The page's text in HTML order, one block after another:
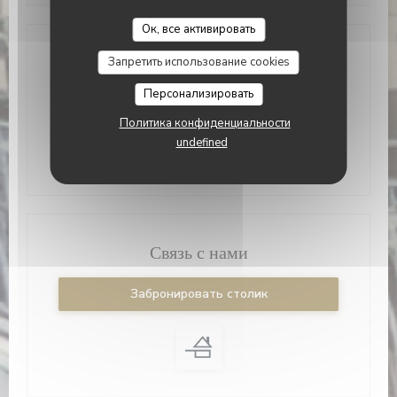
Ок, все активировать
Запретить использование cookies
Персонализировать
Политика конфиденциальности
undefined
Место
34 Rue Mgr Alfred Daumas 06300 Nice
04 93 01 72 19
Facebook ((открывается в
Связь с нами
Забронировать столик
Le Bouchon Nice